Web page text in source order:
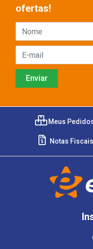
ofertas!
Meus
Notas Fiscais